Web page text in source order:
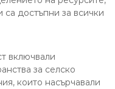
са достъпни за всички
включвали
за селско
които насърчавали